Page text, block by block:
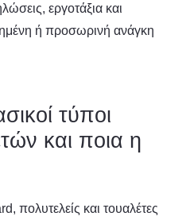
εργοτάξια και
ή προσωρινή ανάγκη
τύποι
και ποια η
πολυτελείς και τουαλέτες